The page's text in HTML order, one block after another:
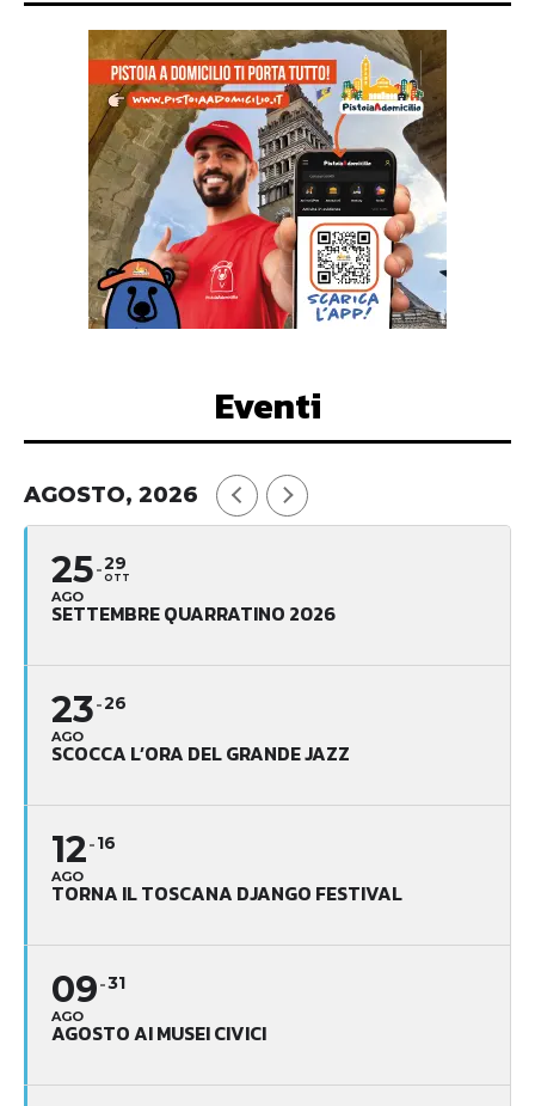
Eventi
AGOSTO, 2026
25
AGO
29
OTT
SETTEMBRE QUARRATINO 2026
23
AGO
26
SCOCCA L’ORA DEL GRANDE JAZZ
12
AGO
16
TORNA IL TOSCANA DJANGO FESTIVAL
09
AGO
31
AGOSTO AI MUSEI CIVICI